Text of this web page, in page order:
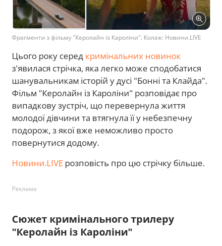
Фрагменти з фільму "Керолайн із Кароліни". Колаж: Новини.LIVE
Цього року серед кримінальних новинок
з'явилася стрічка, яка легко може сподобатися
шанувальникам історій у дусі "Бонні та Клайда".
Фільм "Керолайн із Кароліни" розповідає про
випадкову зустріч, що перевернула життя
молодої дівчини та втягнула її у небезпечну
подорож, з якої вже неможливо просто
повернутися додому.
Новини.LIVE розповість про цю стрічку більше.
Реклама
Сюжет кримінального трилеру
"Керолайн із Кароліни"